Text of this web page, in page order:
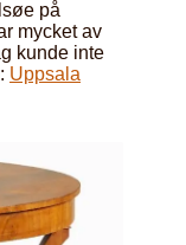
på
mycket av
kunde inte
Uppsala